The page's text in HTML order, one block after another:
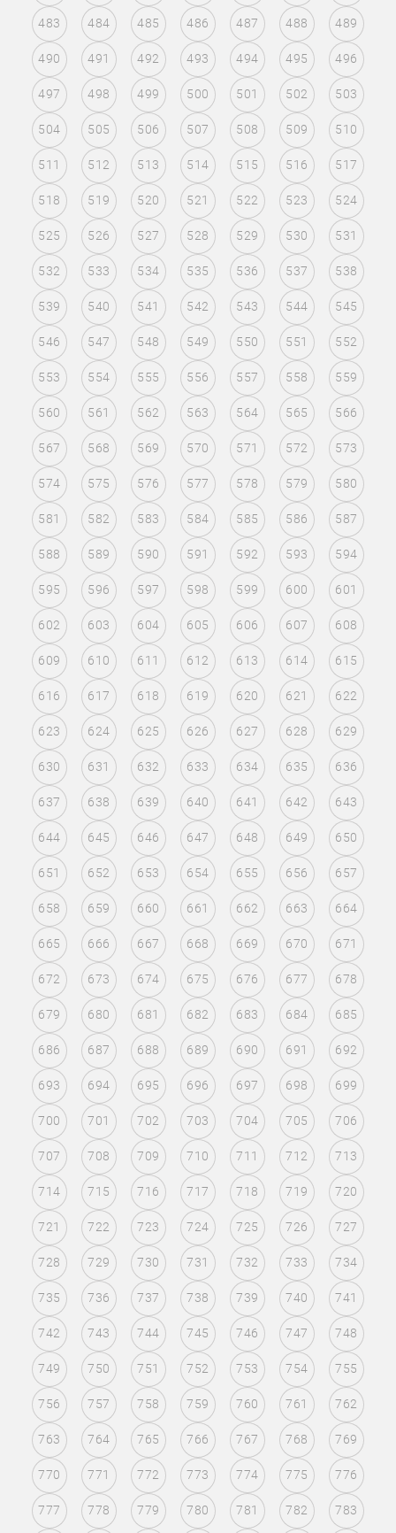
483 484 485 486 487 488 489
490 491 492 493 494 495 496
497 498 499 500 501 502 503
504 505 506 507 508 509 510
511 512 513 514 515 516 517
518 519 520 521 522 523 524
525 526 527 528 529 530 531
532 533 534 535 536 537 538
539 540 541 542 543 544 545
546 547 548 549 550 551 552
553 554 555 556 557 558 559
560 561 562 563 564 565 566
567 568 569 570 571 572 573
574 575 576 577 578 579 580
581 582 583 584 585 586 587
588 589 590 591 592 593 594
595 596 597 598 599 600 601
602 603 604 605 606 607 608
609 610 611 612 613 614 615
616 617 618 619 620 621 622
623 624 625 626 627 628 629
630 631 632 633 634 635 636
637 638 639 640 641 642 643
644 645 646 647 648 649 650
651 652 653 654 655 656 657
658 659 660 661 662 663 664
665 666 667 668 669 670 671
672 673 674 675 676 677 678
679 680 681 682 683 684 685
686 687 688 689 690 691 692
693 694 695 696 697 698 699
700 701 702 703 704 705 706
707 708 709 710 711 712 713
714 715 716 717 718 719 720
721 722 723 724 725 726 727
728 729 730 731 732 733 734
735 736 737 738 739 740 741
742 743 744 745 746 747 748
749 750 751 752 753 754 755
756 757 758 759 760 761 762
763 764 765 766 767 768 769
770 771 772 773 774 775 776
777 778 779 780 781 782 783